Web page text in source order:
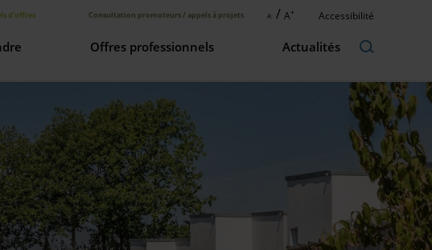
d'offres Consultation promoteurs / appels à projets A / A+ Accessibilité
Offres professionnels Actualités